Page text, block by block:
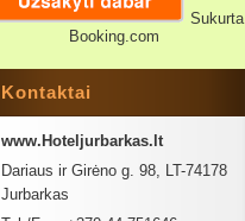
Sukurta
Booking.com
Kontaktai
www.Hoteljurbarkas.lt
Dariaus ir Girėno g. 98, LT-74178
Jurbarkas